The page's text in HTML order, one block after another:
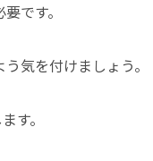
です。
気を付けましょう。
す。